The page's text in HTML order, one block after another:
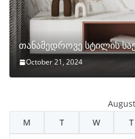
თანამედროვე სტილის
October 21, 2024
M
T W T